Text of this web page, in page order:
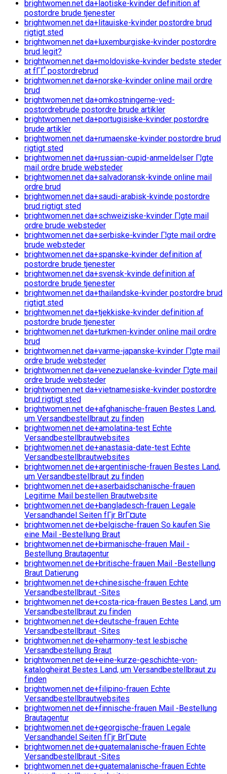
brightwomen.net da+laotiske-kvinder definition af
postordre brude tjenester
brightwomen.net da+litauiske-kvinder postordre brud
rigtigt sted
brightwomen.net da+luxemburgiske-kvinder postordre
brud legit?
brightwomen.net da+moldoviske-kvinder bedste steder
at fГҐ postordrebrud
brightwomen.net da+norske-kvinder online mail ordre
brud
brightwomen.net da+omkostningerne-ved-
postordrebrude postordre brude artikler
brightwomen.net da+portugisiske-kvinder postordre
brude artikler
brightwomen.net da+rumaenske-kvinder postordre brud
rigtigt sted
brightwomen.net da+russian-cupid-anmeldelser Г¦gte
mail ordre brude websteder
brightwomen.net da+salvadoransk-kvinde online mail
ordre brud
brightwomen.net da+saudi-arabisk-kvinde postordre
brud rigtigt sted
brightwomen.net da+schweiziske-kvinder Г¦gte mail
ordre brude websteder
brightwomen.net da+serbiske-kvinder Г¦gte mail ordre
brude websteder
brightwomen.net da+spanske-kvinder definition af
postordre brude tjenester
brightwomen.net da+svensk-kvinde definition af
postordre brude tjenester
brightwomen.net da+thailandske-kvinder postordre brud
rigtigt sted
brightwomen.net da+tjekkiske-kvinder definition af
postordre brude tjenester
brightwomen.net da+turkmen-kvinder online mail ordre
brud
brightwomen.net da+varme-japanske-kvinder Г¦gte mail
ordre brude websteder
brightwomen.net da+venezuelanske-kvinder Г¦gte mail
ordre brude websteder
brightwomen.net da+vietnamesiske-kvinder postordre
brud rigtigt sted
brightwomen.net de+afghanische-frauen Bestes Land,
um Versandbestellbraut zu finden
brightwomen.net de+amolatina-test Echte
Versandbestellbrautwebsites
brightwomen.net de+anastasia-date-test Echte
Versandbestellbrautwebsites
brightwomen.net de+argentinische-frauen Bestes Land,
um Versandbestellbraut zu finden
brightwomen.net de+aserbaidschanische-frauen
Legitime Mail bestellen Brautwebsite
brightwomen.net de+bangladesch-frauen Legale
Versandhandel Seiten fГјr BrГ¤ute
brightwomen.net de+belgische-frauen So kaufen Sie
eine Mail -Bestellung Braut
brightwomen.net de+birmanische-frauen Mail -
Bestellung Brautagentur
brightwomen.net de+britische-frauen Mail -Bestellung
Braut Datierung
brightwomen.net de+chinesische-frauen Echte
Versandbestellbraut -Sites
brightwomen.net de+costa-rica-frauen Bestes Land, um
Versandbestellbraut zu finden
brightwomen.net de+deutsche-frauen Echte
Versandbestellbraut -Sites
brightwomen.net de+eharmony-test lesbische
Versandbestellung Braut
brightwomen.net de+eine-kurze-geschichte-von-
katalogheirat Bestes Land, um Versandbestellbraut zu
finden
brightwomen.net de+filipino-frauen Echte
Versandbestellbrautwebsites
brightwomen.net de+finnische-frauen Mail -Bestellung
Brautagentur
brightwomen.net de+georgische-frauen Legale
Versandhandel Seiten fГјr BrГ¤ute
brightwomen.net de+guatemalanische-frauen Echte
Versandbestellbraut -Sites
brightwomen.net de+guatemalanische-frauen Echte